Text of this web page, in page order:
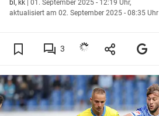
bl, kk
01. September 2025 - 12:19 Uhr,
aktualisiert am 02. September 2025 - 08:35 Uhr
3